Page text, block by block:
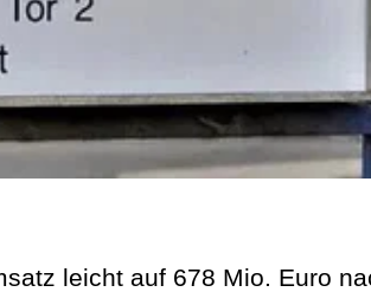
leicht auf 678 Mio. Euro